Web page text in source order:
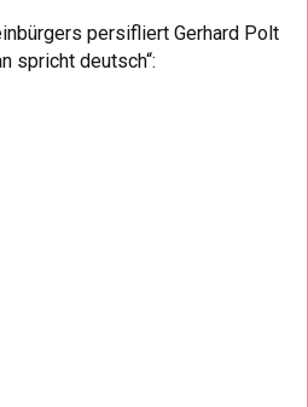
persifliert Gerhard Polt
spricht deutsch“: